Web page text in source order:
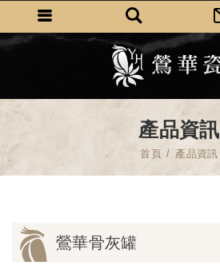
產品資訊
首頁 產品資訊
鶯華骨灰罐